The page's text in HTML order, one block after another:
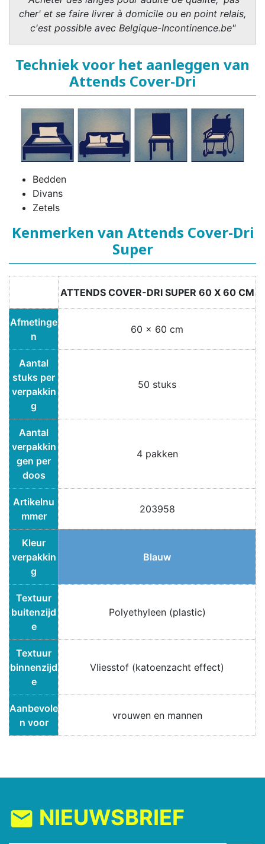
cher' et se faire livrer à domicile ou en point relais,
c'est possible avec Belgique-Incontinence.be"
Techniek voor het aanleggen van
Attends Cover-Dri
Bedden
Divans
Zetels
Kenmerken van Attends Cover-Dri
Super
ATTENDS COVER-DRI SUPER 60 X 60 CM
Afmetinge
n
60 x 60 cm
Aantal
stuks per
verpakkin
g
50 stuks
Aantal
verpakkin
gen per
doos
4 pakken
Artikelnu
mmer
203958
Kleur
verpakkin
g
Blauw
Textuur
buitenzijd
e
Polyethyleen (plastic)
Textuur
binnenzijd
e
Vliesstof (katoenzacht effect)
Aanbevole
n voor
vrouwen en mannen
mail NIEUWSBRIEF